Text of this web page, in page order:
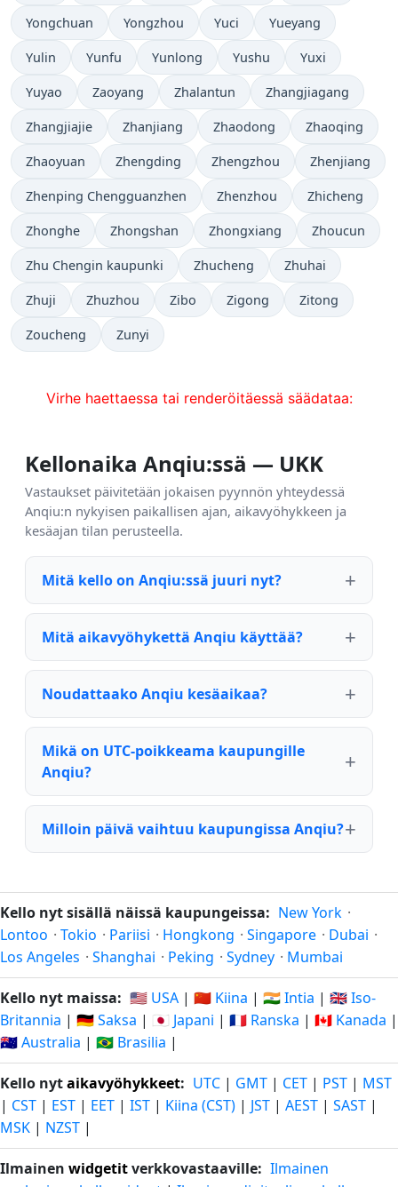
Yongchuan Yongzhou Yuci Yueyang
Yulin Yunfu Yunlong Yushu Yuxi
Yuyao Zaoyang Zhalantun Zhangjiagang
Zhangjiajie Zhanjiang Zhaodong Zhaoqing
Zhaoyuan Zhengding Zhengzhou Zhenjiang
Zhenping Chengguanzhen Zhenzhou Zhicheng
Zhonghe Zhongshan Zhongxiang Zhoucun
Zhu Chengin kaupunki Zhucheng Zhuhai
Zhuji Zhuzhou Zibo Zigong Zitong
Zoucheng Zunyi
Virhe haettaessa tai renderöitäessä säädataa:
Kellonaika Anqiu:ssä — UKK
Vastaukset päivitetään jokaisen pyynnön yhteydessä
Anqiu:n nykyisen paikallisen ajan, aikavyöhykkeen ja
kesäajan tilan perusteella.
Mitä kello on Anqiu:ssä juuri nyt?
Mitä aikavyöhykettä Anqiu käyttää?
Noudattaako Anqiu kesäaikaa?
Mikä on UTC-poikkeama kaupungille
Anqiu?
Milloin päivä vaihtuu kaupungissa Anqiu?
Kello nyt sisällä näissä kaupungeissa: New York ·
Lontoo · Tokio · Pariisi · Hongkong · Singapore · Dubai ·
Los Angeles · Shanghai · Peking · Sydney · Mumbai
Kello nyt maissa: 🇺🇸 USA | 🇨🇳 Kiina | 🇮🇳 Intia | 🇬🇧 Iso-
Britannia | 🇩🇪 Saksa | 🇯🇵 Japani | 🇫🇷 Ranska | 🇨🇦 Kanada |
🇦🇺 Australia | 🇧🇷 Brasilia |
Kello nytaikavyöhykkeet: UTC | GMT | CET | PST | MST
| CST | EST | EET | IST | Kiina (CST) | JST | AEST | SAST |
MSK | NZST |
Ilmainen widgetitverkkovastaaville: Ilmainen